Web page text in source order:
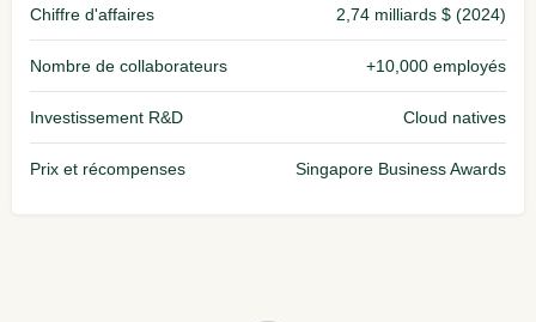
Chiffre d'affaires 2,74 milliards $ (2024)
Nombre de collaborateurs +10,000 employés
Investissement R&D Cloud natives
Prix et récompenses Singapore Business Awards